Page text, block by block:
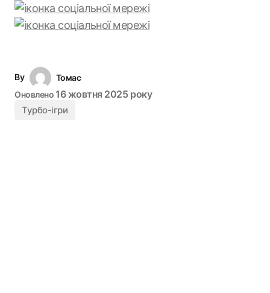
By
Томас
Оновлено 16 жовтня 2025 року
Турбо-ігри